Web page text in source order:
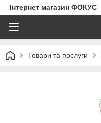
Інтернет магазин ФОКУС
Товари та послуги